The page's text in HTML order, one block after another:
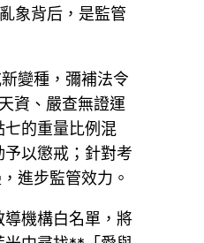
象背后，是監管
變種，彌補法令
資、嚴查無證運
的重量比例混
予以懲戒；針對考
進步監管效力。
機構白名單，將